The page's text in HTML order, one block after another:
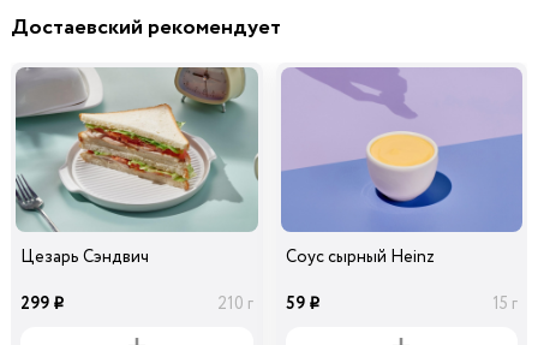
Достаевский рекомендует
Цезарь Сэндвич
299 i 210 г
Соус сырный Heinz
59 i 15 г